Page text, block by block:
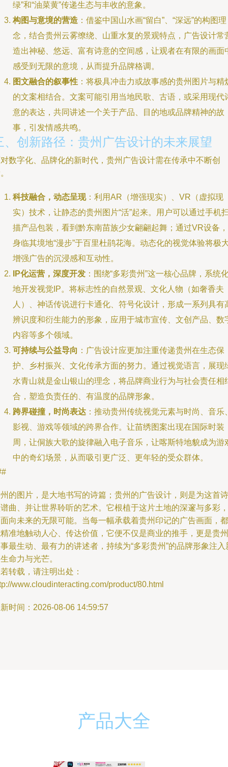
绿”和“油菜黄”传递生态与丰收的意象。
构图与意境的营造 ：借鉴中国山水画“留白”、“深远”的构图理
念，结合贵州云雾缭绕、山重水复的景观特点，广告设计常
造出神秘、悠远、富有诗意的空间感，让观者在有限的画面
感受到无限的意境，从而提升品牌格调。
图文融合的叙事性 ：将极具冲击力或故事感的贵州图片与精
的文案相结合。文案可能引用当地民歌、古语，或采用现代
意的表达，共同讲述一个关于产品、目的地或品牌精神的故
事，引发情感共鸣。
、创新路径：贵州广告设计的未来展望
数字化、品牌化的新时代，贵州广告设计需在传承中不断创
科技融合，动态呈现：利用AR（增强现实）、VR（虚拟现
实）技术，让静态的贵州图片“活”起来。用户可以通过手机
描产品包装，看到黔东南苗族少女翩翩起舞；通过VR设备，
身临其境地“漫步”于百里杜鹃花海。动态化的视觉体验将极
增强广告的沉浸感和互动性。
IP化运营，深度开发 ：围绕“多彩贵州”这一核心品牌，系统
地开发视觉IP。将标志性的自然景观、文化人物（如奢香夫
人）、神话传说进行卡通化、符号化设计，形成一系列具有
辨识度和衍生能力的形象，应用于城市宣传、文创产品、数
内容等多个领域。
可持续与公益导向 ：广告设计应更加注重传递贵州在生态保
护、乡村振兴、文化传承方面的努力。通过视觉语言，展现
水青山就是金山银山的理念，将品牌商业行为与社会责任相
合，塑造负责任的、有温度的品牌形象。
跨界碰撞，时尚表达 ：推动贵州传统视觉元素与时尚、音乐
影视、游戏等领域的跨界合作。让苗绣图案出现在国际时装
周，让侗族大歌的旋律融入电子音乐，让喀斯特地貌成为游
中的奇幻场景，从而吸引更广泛、更年轻的受众群体。
的图片，是大地书写的诗篇；贵州的广告设计，则是为这首诗
曲、并让世界聆听的艺术。它根植于这片土地的深邃与多彩，
向未来的无限可能。当每一幅承载着贵州印记的广告画面，都
准地触动人心、传达价值，它便不仅是商业的推手，更是贵州
最生动、最有力的讲述者，持续为“多彩贵州”的品牌形象注入
命力与光芒。
转载，请注明出处：
www.cloudinteracting.com/product/80.html
时间：2026-08-06 14:59:57
产品大全